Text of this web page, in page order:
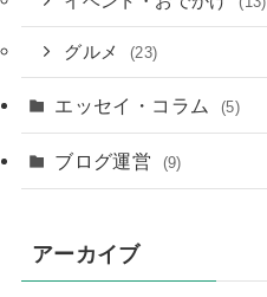
グルメ (23)
エッセイ・コラム (5)
ブログ運営 (9)
アーカイブ